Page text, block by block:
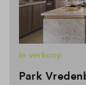
Park
In verkoop